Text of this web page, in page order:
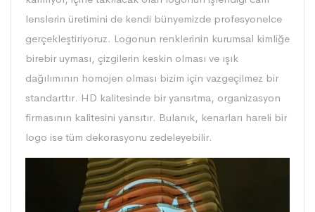
lenslerin üretimini de kendi bünyemizde profesyonelce
gerçekleştiriyoruz. Logonun renklerinin kurumsal kimliğe
birebir uyması, çizgilerin keskin olması ve ışık
dağılımının homojen olması bizim için vazgeçilmez bir
standarttır. HD kalitesinde bir yansıtma, organizasyon
firmasının kalitesini yansıtır. Bulanık, kenarları hareli bir
logo ise tüm dekorasyonu zedeleyebilir.